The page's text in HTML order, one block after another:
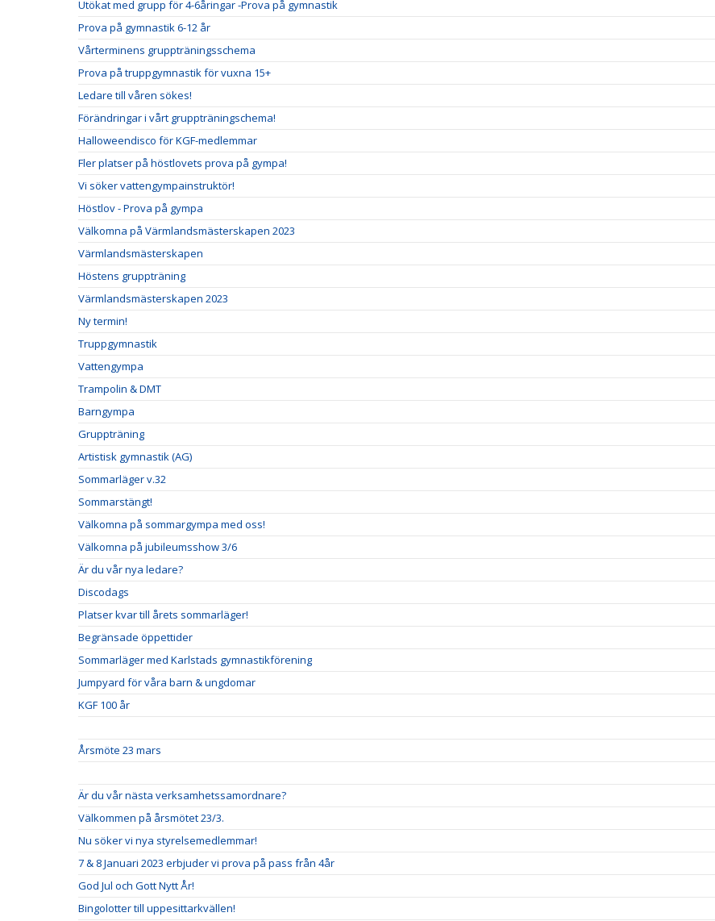
Utökat med grupp för 4-6åringar -Prova på gymnastik
Prova på gymnastik 6-12 år
Vårterminens gruppträningsschema
Prova på truppgymnastik för vuxna 15+
Ledare till våren sökes!
Förändringar i vårt gruppträningschema!
Halloweendisco för KGF-medlemmar
Fler platser på höstlovets prova på gympa!
Vi söker vattengympainstruktör!
Höstlov - Prova på gympa
Välkomna på Värmlandsmästerskapen 2023
Värmlandsmästerskapen
Höstens gruppträning
Värmlandsmästerskapen 2023
Ny termin!
Truppgymnastik
Vattengympa
Trampolin & DMT
Barngympa
Gruppträning
Artistisk gymnastik (AG)
Sommarläger v.32
Sommarstängt!
Välkomna på sommargympa med oss!
Välkomna på jubileumsshow 3/6
Är du vår nya ledare?
Discodags
Platser kvar till årets sommarläger!
Begränsade öppettider
Sommarläger med Karlstads gymnastikförening
Jumpyard för våra barn & ungdomar
KGF 100 år
Årsmöte 23 mars
Är du vår nästa verksamhetssamordnare?
Välkommen på årsmötet 23/3.
Nu söker vi nya styrelsemedlemmar!
7 & 8 Januari 2023 erbjuder vi prova på pass från 4år
God Jul och Gott Nytt År!
Bingolotter till uppesittarkvällen!